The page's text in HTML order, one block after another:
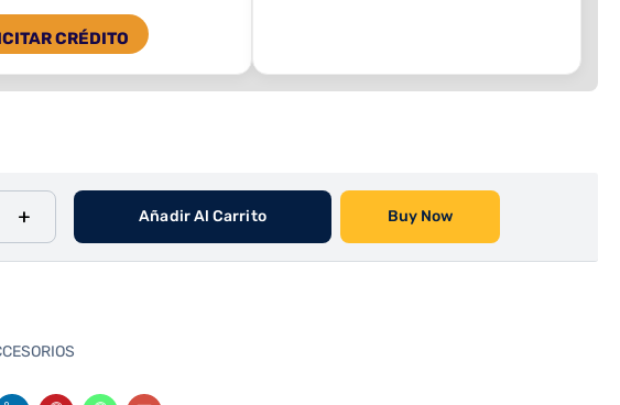
CRÉDITO
Añadir Al Carrito Buy Now